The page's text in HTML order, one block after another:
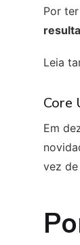
Por
Leia
Core
Em
vez